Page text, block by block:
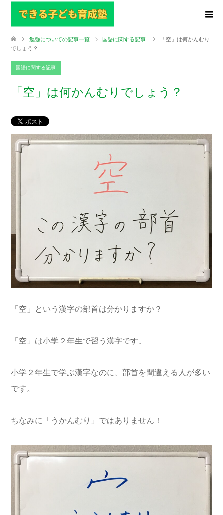
勉強についての記事一覧 国語に関する記事
「空」は何かんむり
でしょう？
国語に関する記事
「空」は何かんむりでしょう？
「空」という漢字の部首は分かりますか？
「空」は小学２年生で習う漢字です。
小学２年生で学ぶ漢字なのに、部首を間違える人が多い
です。
ちなみに「うかんむり」ではありません！